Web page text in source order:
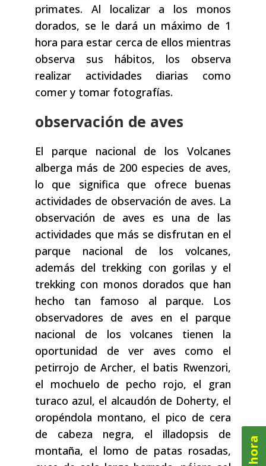
primates. Al localizar a los monos
dorados, se le dará un máximo de 1
hora para estar cerca de ellos mientras
observa sus hábitos, los observa
realizar actividades diarias como
comer y tomar fotografías.
observación de aves
El parque nacional de los Volcanes
alberga más de 200 especies de aves,
lo que significa que ofrece buenas
actividades de observación de aves. La
observación de aves es una de las
actividades que más se disfrutan en el
parque nacional de los volcanes,
además del trekking con gorilas y el
trekking con monos dorados que han
hecho tan famoso al parque. Los
observadores de aves en el parque
nacional de los volcanes tienen la
oportunidad de ver aves como el
petirrojo de Archer, el batis Rwenzori,
el mochuelo de pecho rojo, el gran
turaco azul, el alcaudón de Doherty, el
oropéndola montano, el pico de cera
de cabeza negra, el illadopsis de
montaña, el lomo de patas rosadas,